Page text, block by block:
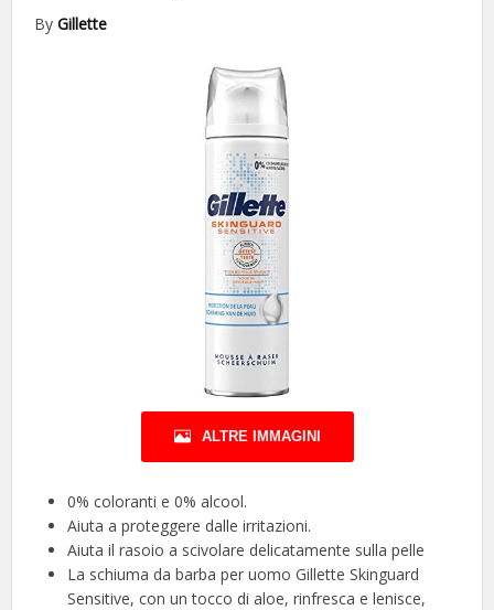
ByGillette
ALTRE IMMAGINI
0% coloranti e 0% alcool.
Aiuta a proteggere dalle irritazioni.
Aiuta il rasoio a scivolare delicatamente sulla pelle
La schiuma da barba per uomo Gillette Skinguard
Sensitive, con un tocco di aloe, rinfresca e lenisce,